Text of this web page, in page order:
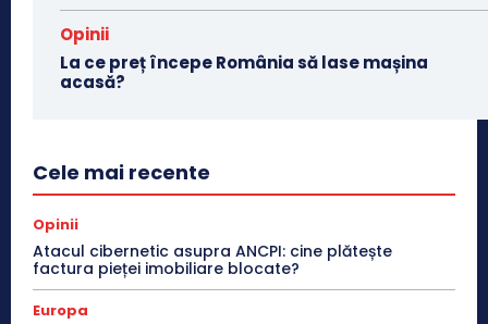
Opinii
La ce preț începe România să lase mașina
acasă?
Cele mai recente
Opinii
Atacul cibernetic asupra ANCPI: cine plătește
factura pieței imobiliare blocate?
Europa